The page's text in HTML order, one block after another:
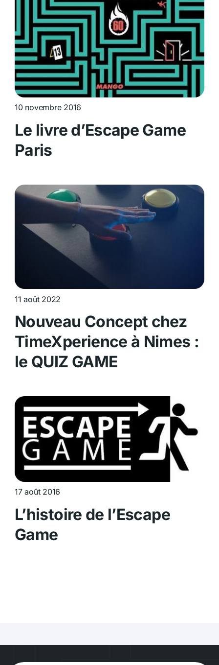
10 novembre 2016
Le livre d’Escape Game
Paris
11 août 2022
Nouveau Concept chez
TimeXperience à Nimes :
le QUIZ GAME
17 août 2016
L’histoire de l’Escape
Game